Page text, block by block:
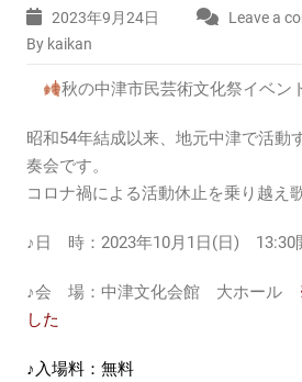
2023年9月24日
Leave a
By kaikan
秋の中津市民芸術文化祭イベン
昭和54年結成以来、地元中津で活動
奏会です。
コロナ禍による活動休止を乗り越え
♪日 時：2023年10月1日(日)
♪会 場：中津文化会館 大ホール
した
♪入場料：無料